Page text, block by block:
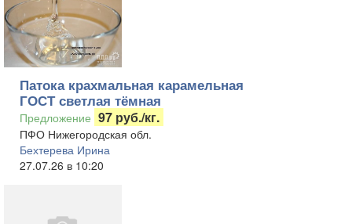
Патока крахмальная карамельная
ГОСТ светлая тёмная
Предложение 97 руб./кг.
ПФО Нижегородская обл.
Бехтерева Ирина
27.07.26 в 10:20